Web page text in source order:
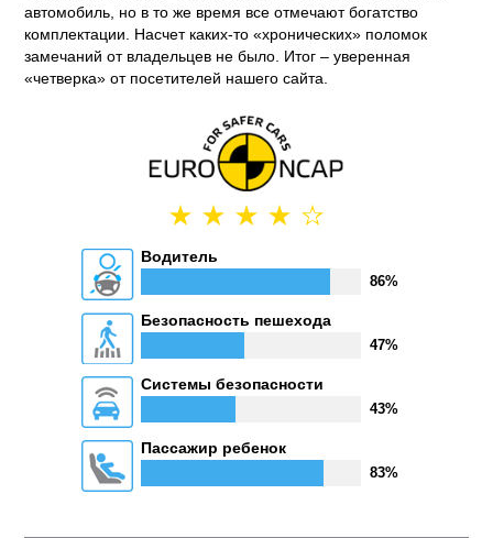
автомобиль, но в то же время все отмечают богатство
комплектации. Насчет каких-то «хронических» поломок
замечаний от владельцев не было. Итог – уверенная
«четверка» от посетителей нашего сайта.
Водитель
86%
Безопасность пешехода
47%
Системы безопасности
43%
Пассажир ребенок
83%